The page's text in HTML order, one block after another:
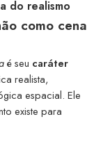
do realismo
como cena
é seu caráter
realista,
espacial. Ele
existe para